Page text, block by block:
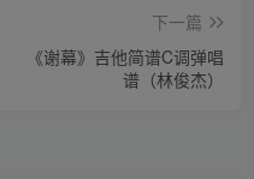
下一篇
《谢幕》吉他简谱C调弹唱
谱（林俊杰）